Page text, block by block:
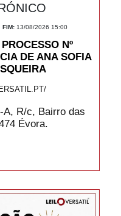
FIM: 13/08/2026 15:00
Nº
DE ANA SOFIA
A, R/c, Bairro das
Évora.